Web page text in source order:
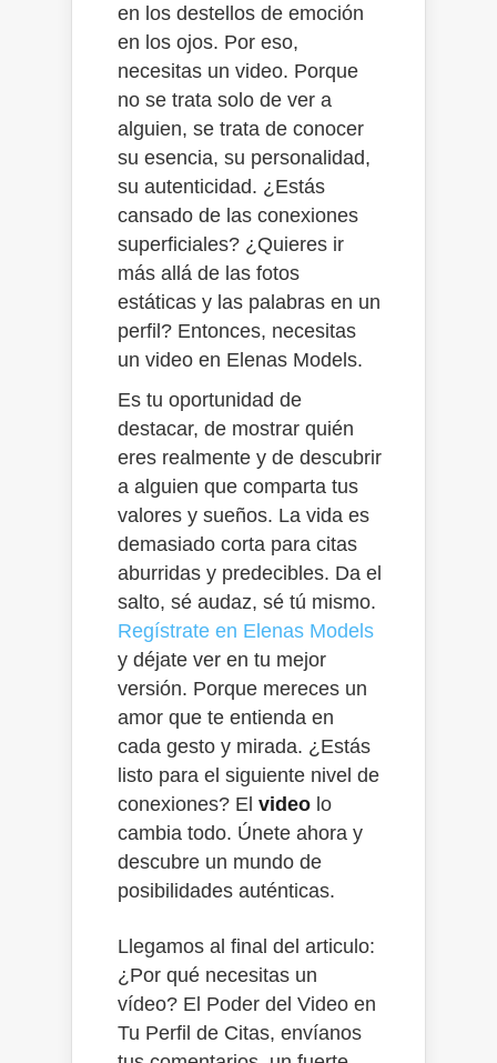
en los destellos de emoción
en los ojos. Por eso,
necesitas un video. Porque
no se trata solo de ver a
alguien, se trata de conocer
su esencia, su personalidad,
su autenticidad. ¿Estás
cansado de las conexiones
superficiales? ¿Quieres ir
más allá de las fotos
estáticas y las palabras en un
perfil? Entonces, necesitas
un video en Elenas Models.
Es tu oportunidad de
destacar, de mostrar quién
eres realmente y de descubrir
a alguien que comparta tus
valores y sueños. La vida es
demasiado corta para citas
aburridas y predecibles. Da el
salto, sé audaz, sé tú mismo.
Regístrate en Elenas Models
y déjate ver en tu mejor
versión. Porque mereces un
amor que te entienda en
cada gesto y mirada. ¿Estás
listo para el siguiente nivel de
conexiones? El video lo
cambia todo. Únete ahora y
descubre un mundo de
posibilidades auténticas.
Llegamos al final del articulo:
¿Por qué necesitas un
vídeo? El Poder del Video en
Tu Perfil de Citas, envíanos